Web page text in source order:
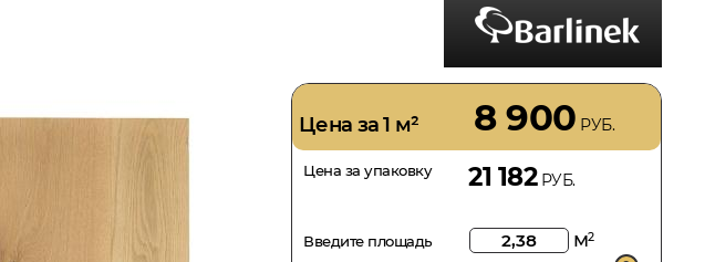
Цена за 1 м² 8 900 РУБ.
Цена за упаковку 21 182РУБ.
Введите площадь м2